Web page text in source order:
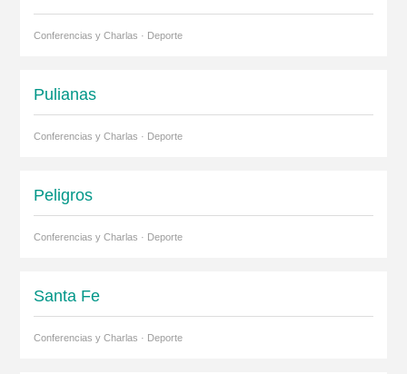
Conferencias y Charlas · Deporte
Pulianas
Conferencias y Charlas · Deporte
Peligros
Conferencias y Charlas · Deporte
Santa Fe
Conferencias y Charlas · Deporte